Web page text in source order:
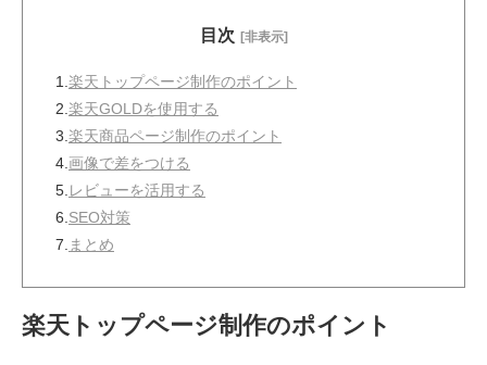
目次 [非表示]
1. 楽天トップページ制作のポイント
2. 楽天GOLDを使用する
3. 楽天商品ページ制作のポイント
4. 画像で差をつける
5. レビューを活用する
6. SEO対策
7. まとめ
楽天トップページ制作のポイント